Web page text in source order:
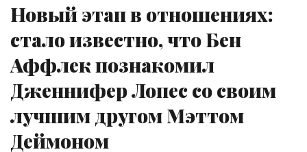
Новый этап в отношениях:
стало известно, что Бен
Аффлек познакомил
Дженнифер Лопес со своим
лучшим другом Мэттом
Деймоном